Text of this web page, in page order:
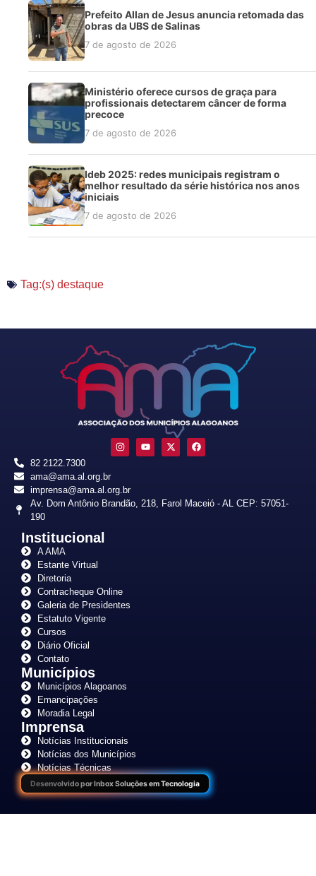
Prefeito Allan de Jesus anuncia retomada das
obras da UBS de Salinas
7 de agosto de 2026
Ministério oferece cursos de graça para
profissionais detectarem câncer de forma
precoce
7 de agosto de 2026
Ideb 2025: redes municipais registram o
melhor resultado da série histórica nos anos
iniciais
7 de agosto de 2026
Tag:(s) destaque
82 2122.7300
ama@ama.al.org.br
imprensa@ama.al.org.br
Av. Dom Antônio Brandão, 218, Farol Maceió - AL CEP: 57051-
190
Institucional
A AMA
Estante Virtual
Diretoria
Contracheque Online
Galeria de Presidentes
Estatuto Vigente
Cursos
Diário Oficial
Contato
Municípios
Municípios Alagoanos
Emancipações
Moradia Legal
Imprensa
Notícias Institucionais
Notícias dos Municípios
Notícias Técnicas
Desenvolvido por Inbox Soluções em Tecnologia